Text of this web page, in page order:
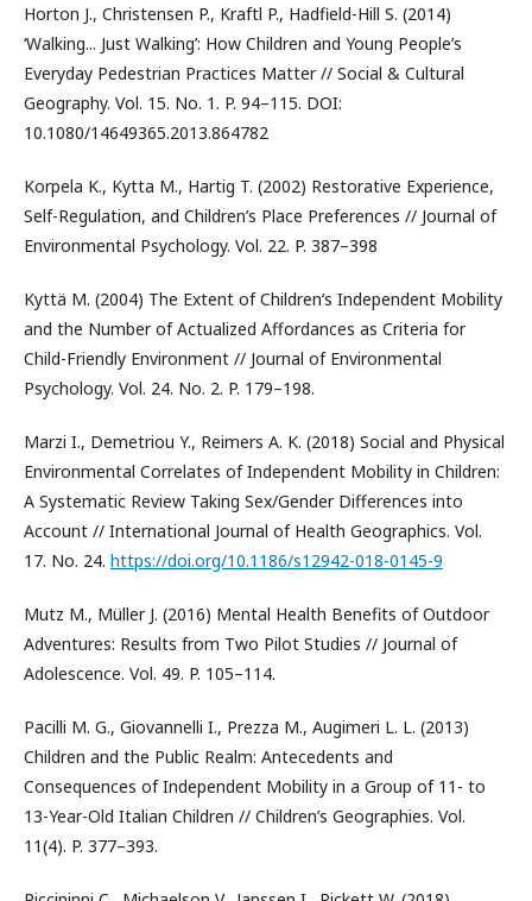
Horton J., Christensen P., Kraftl P., Hadfield-Hill S. (2014)
‘Walking... Just Walking’: How Children and Young People’s
Everyday Pedestrian Practices Matter // Social & Cultural
Geography. Vol. 15. No. 1. P. 94–115. DOI:
10.1080/14649365.2013.864782
Korpela K., Kytta M., Hartig T. (2002) Restorative Experience,
Self-Regulation, and Children’s Place Preferences // Journal of
Environmental Psychology. Vol. 22. P. 387–398
Kyttä M. (2004) The Extent of Children’s Independent Mobility
and the Number of Actualized Affordances as Criteria for
Child-Friendly Environment // Journal of Environmental
Psychology. Vol. 24. No. 2. P. 179–198.
Marzi I., Demetriou Y., Reimers A. K. (2018) Social and Physical
Environmental Correlates of Independent Mobility in Children:
A Systematic Review Taking Sex/Gender Differences into
Account // International Journal of Health Geographics. Vol.
17. No. 24. https://doi.org/10.1186/s12942-018-0145-9
Mutz M., Müller J. (2016) Mental Health Benefits of Outdoor
Adventures: Results from Two Pilot Studies // Journal of
Adolescence. Vol. 49. P. 105–114.
Pacilli M. G., Giovannelli I., Prezza M., Augimeri L. L. (2013)
Children and the Public Realm: Antecedents and
Consequences of Independent Mobility in a Group of 11- to
13-Year-Old Italian Children // Children’s Geographies. Vol.
11(4). P. 377–393.